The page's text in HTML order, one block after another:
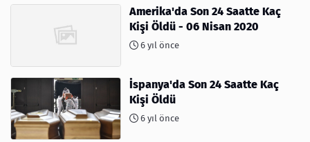
Amerika'da Son 24 Saatte Kaç
Kişi Öldü - 06 Nisan 2020
6 yıl önce
İspanya'da Son 24 Saatte Kaç
Kişi Öldü
6 yıl önce